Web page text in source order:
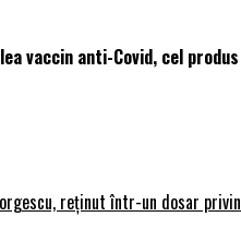
vaccin anti-Covid, cel
reținut într-un dosar